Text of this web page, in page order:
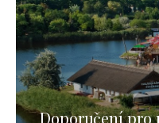
Doporučení pro